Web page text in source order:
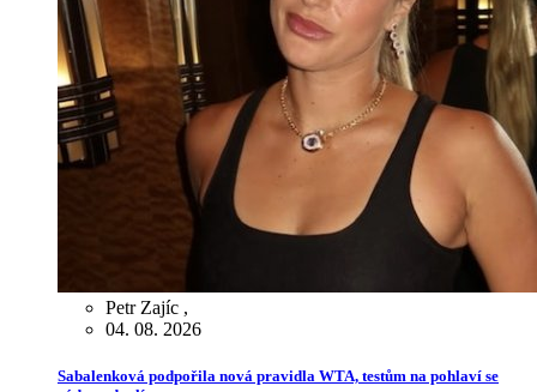
Petr Zajíc ,
04. 08. 2026
Sabalenková podpořila nová pravidla WTA, testům na pohlaví se